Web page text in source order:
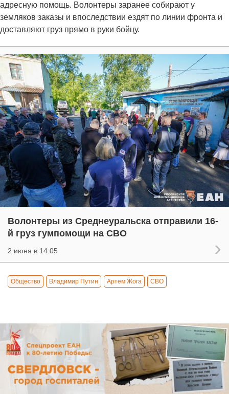
адресную помощь. Волонтеры заранее собирают у
земляков заказы и впоследствии ездят по линии фронта и
доставляют груз прямо в руки бойцу.
Волонтеры из Среднеуральска отправили 16-
й груз гумпомощи на СВО
2 июня в 14:05
Общество Владимир Путин Артем Жога СВО